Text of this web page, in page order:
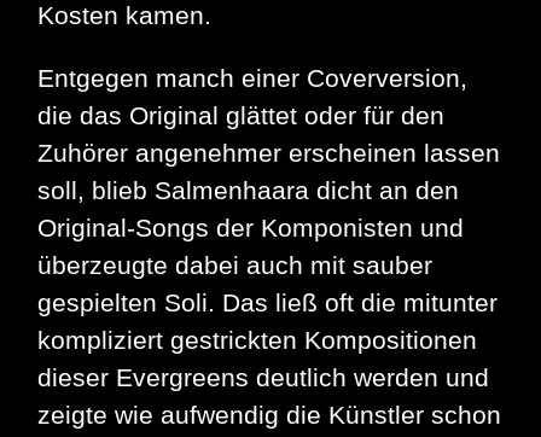
Kosten kamen.
Entgegen manch einer Coverversion,
die das Original glättet oder für den
Zuhörer angenehmer erscheinen lassen
soll, blieb Salmenhaara dicht an den
Original-Songs der Komponisten und
überzeugte dabei auch mit sauber
gespielten Soli. Das ließ oft die mitunter
kompliziert gestrickten Kompositionen
dieser Evergreens deutlich werden und
zeigte wie aufwendig die Künstler schon